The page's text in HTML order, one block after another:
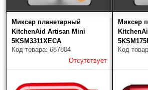
Миксер планетарный
KitchenAid Artisan Mini
5KSM3311XECA
Код товара: 687804
Отсутствует
Миксер
Код